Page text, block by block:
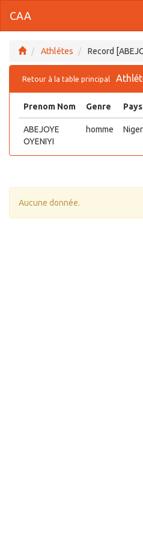
CAA
Athlétes Record
Retour à la table principal
Prenom Nom Genre
ABEJOYE
OYENIYI
homme
Aucune donnée.